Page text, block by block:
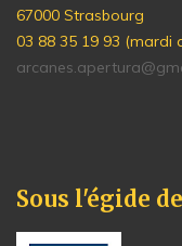
67000 Strasbourg
03 88 35 19 93 (mardi
Sous l'égide